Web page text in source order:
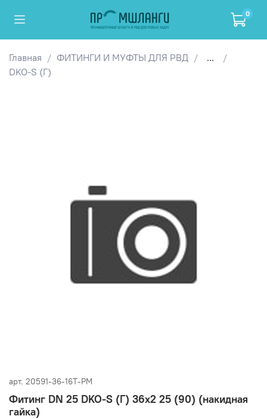
0
Главная ФИТИНГИ И МУФТЫ ДЛЯ РВД
...
DKO-S (Г)
арт. 20591-36-16T-PM
Фитинг DN 25 DKO-S (Г) 36x2 25 (90) (накидная
гайка)